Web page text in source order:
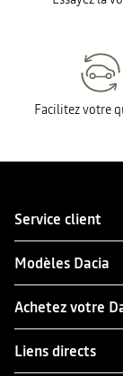
Facilitez votre
Service client
Modèles Dacia
Achetez votre
Liens directs